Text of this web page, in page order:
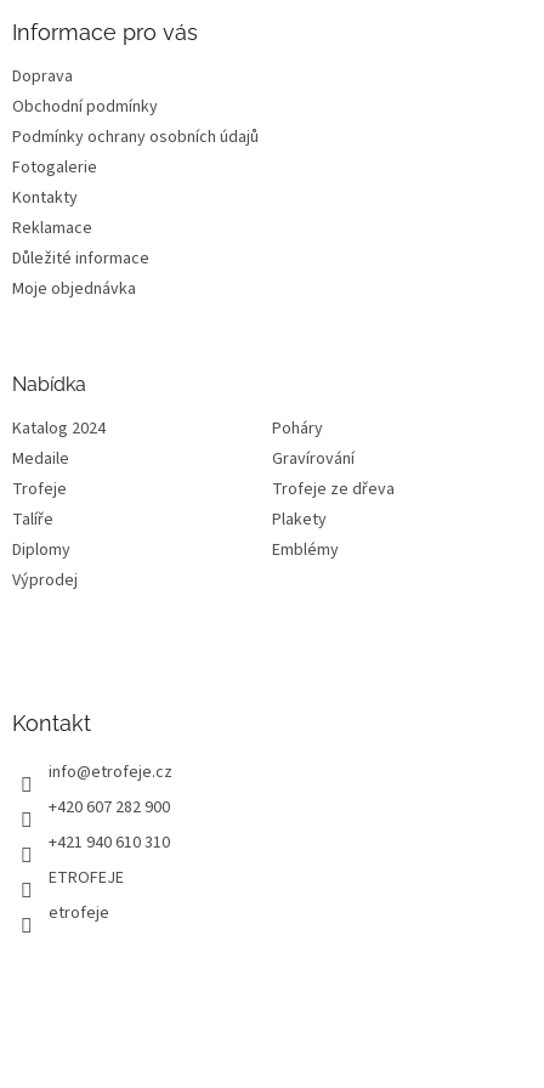
Informace pro vás
Doprava
Obchodní podmínky
Podmínky ochrany osobních údajů
Fotogalerie
Kontakty
Reklamace
Důležité informace
Moje objednávka
Nabídka
Katalog 2024
Poháry
Medaile
Gravírování
Trofeje
Trofeje ze dřeva
Talíře
Plakety
Diplomy
Emblémy
Výprodej
Kontakt
info@etrofeje.cz
+420 607 282 900
+421 940 610 310
ETROFEJE
etrofeje